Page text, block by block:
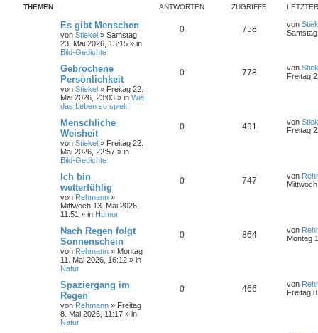
THEMEN ANTWORTEN ZUGRIFFE
Es gibt Menschen
von Stiekel » Samstag
23. Mai 2026, 13:15 » in
Bild-Gedichte
0 758 von
Gebrochene
Persönlichkeit
von Stiekel » Freitag 22.
Mai 2026, 23:03 » in Wie
das Leben so spielt
0 778 von
Freitag
Menschliche
Weisheit
von Stiekel » Freitag 22.
Mai 2026, 22:57 » in
Bild-Gedichte
0 491 von
Freitag
Ich bin
wetterfühlig
von Rehmann »
Mittwoch 13. Mai 2026,
11:51 » in Humor
0 747 von
Nach Regen folgt
Sonnenschein
von Rehmann » Montag
11. Mai 2026, 16:12 » in
Natur
0 864 von
Montag
Spaziergang im
Regen
von Rehmann » Freitag
8. Mai 2026, 11:17 » in
Natur
0 466 von
Freitag